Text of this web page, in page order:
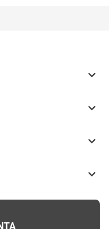

keyboard_arrow_down
keyboard_arrow_down
